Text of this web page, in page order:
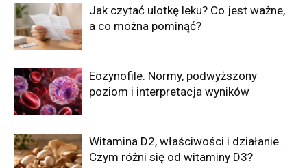
Jak czytać ulotkę leku? Co jest ważne,
a co można pominąć?
Eozynofile. Normy, podwyższony
poziom i interpretacja wyników
Witamina D2, właściwości i działanie.
Czym różni się od witaminy D3?